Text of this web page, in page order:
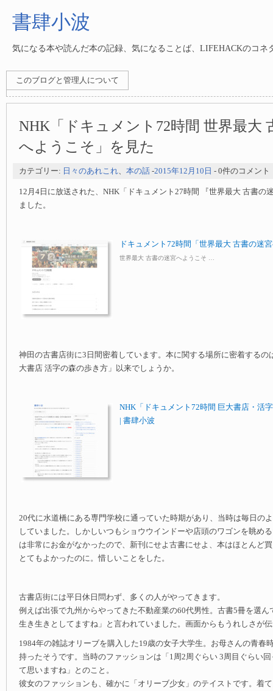
書肆小波
気になる本や読んだ本の記録、気になることば、LIFEHACKのコネ
このブログと管理人について
NHK「ドキュメント72時間 世界最大
へようこそ」を見た
カテゴリー: 日々のあれこれ、 本の話 -2015年12月10日 - 0件のコメント
12月4日に放送された、NHK「ドキュメント27時間 『世界最大 古書の
ました。
ドキュメント72時間「世界最大 古書の迷
世界最大 古書の迷宮へようこそ …
神田の古書店街に3日間密着しています。本に関する場所に密着するの
大書店 活字の森の歩き方」以来でしょうか。
NHK「ドキュメント72時間 巨大書店・活
| 書肆小波
20代に水道橋にある専門学校に通っていた時期があり、当時は毎日の
していました。しかしいつもショウウインドーや店頭のワゴンを眺め
は非常にお金がなかったので、新刊にせよ古書にせよ、本はほとんど
とてもよかったのに。惜しいことをした。
古書店街には平日休日問わず、多くの人がやってきます。
例えば出張で九州からやってきた不動産業の60代男性。古書5冊を選ん
生き生きとしてますね」と言われていました。画面からもうれしさが
1984年の雑誌オリーブを購入した19歳の女子大学生。お母さんの青春
持ったそうです。当時のファッションは「1周2周ぐらい 3周目ぐらい
て思いますね」とのこと。
彼女のファッションも、確かに「オリーブ少女」のテイストです。着